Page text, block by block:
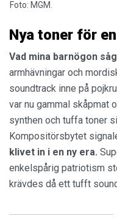
Foto: MGM.
Nya toner för
Vad mina barnögon
armhävningar och
soundtrack inne på
var nu gammal skåpmat
synthen och tuffa toner
Kompositörsbytet
klivet in i en ny era.
enkelspårig patriotism
krävdes då ett tufft